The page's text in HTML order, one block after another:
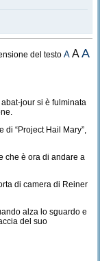
del testoA AA
jour si è fulminata
di “Project Hail Mary”,
che è ora di andare a
di camera di Reiner
alza lo sguardo e
del suo